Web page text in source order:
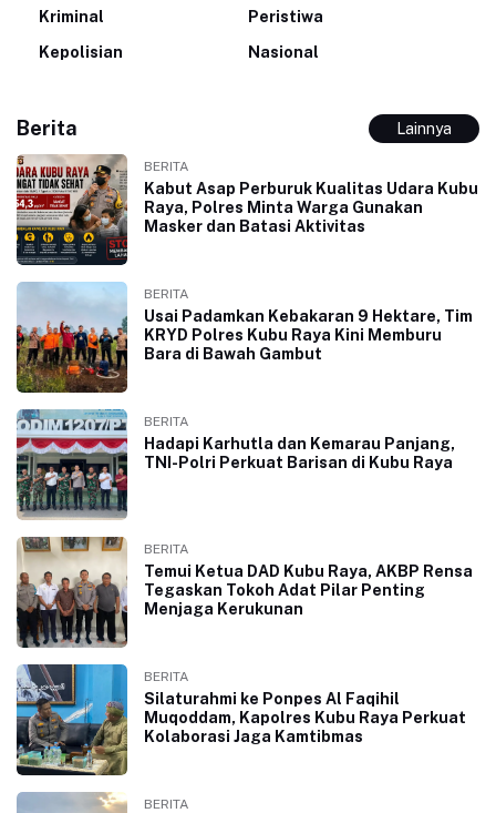
Kriminal
Peristiwa
Kepolisian
Nasional
Berita Lainnya
BERITA
Kabut Asap Perburuk Kualitas Udara Kubu
Raya, Polres Minta Warga Gunakan
Masker dan Batasi Aktivitas
BERITA
Usai Padamkan Kebakaran 9 Hektare, Tim
KRYD Polres Kubu Raya Kini Memburu
Bara di Bawah Gambut
BERITA
Hadapi Karhutla dan Kemarau Panjang,
TNI-Polri Perkuat Barisan di Kubu Raya
BERITA
Temui Ketua DAD Kubu Raya, AKBP Rensa
Tegaskan Tokoh Adat Pilar Penting
Menjaga Kerukunan
BERITA
Silaturahmi ke Ponpes Al Faqihil
Muqoddam, Kapolres Kubu Raya Perkuat
Kolaborasi Jaga Kamtibmas
BERITA